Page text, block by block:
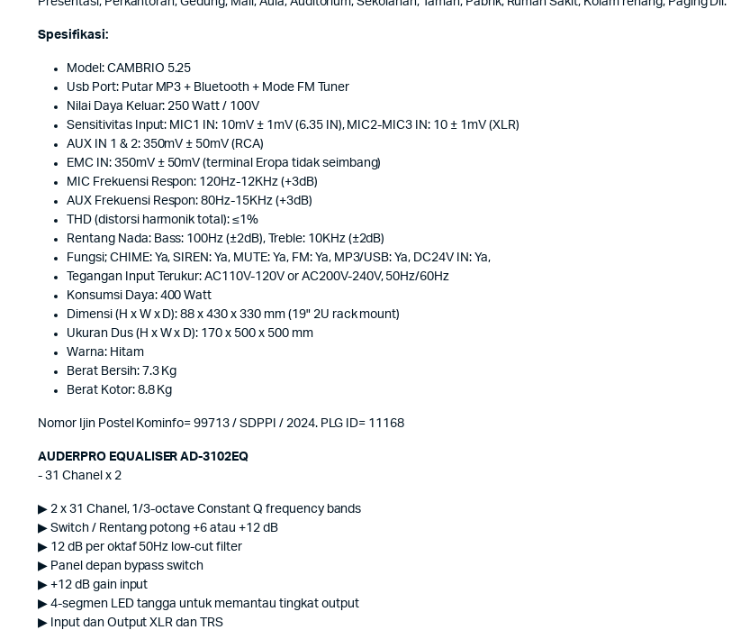
Spesifikasi:
Model: CAMBRIO 5.25
Usb Port: Putar MP3 + Bluetooth + Mode FM Tuner
Nilai Daya Keluar: 250 Watt / 100V
Sensitivitas Input: MIC1 IN: 10mV ± 1mV (6.35 IN), MIC2-MIC3 IN: 10 ± 1mV (XLR)
AUX IN 1 & 2: 350mV ± 50mV (RCA)
EMC IN: 350mV ± 50mV (terminal Eropa tidak seimbang)
MIC Frekuensi Respon: 120Hz-12KHz (+3dB)
AUX Frekuensi Respon: 80Hz-15KHz (+3dB)
THD (distorsi harmonik total): ≤1%
Rentang Nada: Bass: 100Hz (±2dB), Treble: 10KHz (±2dB)
Fungsi; CHIME: Ya, SIREN: Ya, MUTE: Ya, FM: Ya, MP3/USB: Ya, DC24V IN: Ya,
Tegangan Input Terukur: AC110V-120V or AC200V-240V, 50Hz/60Hz
Konsumsi Daya: 400 Watt
Dimensi (H x W x D): 88 x 430 x 330 mm (19" 2U rack mount)
Ukuran Dus (H x W x D): 170 x 500 x 500 mm
Warna: Hitam
Berat Bersih: 7.3 Kg
Berat Kotor: 8.8 Kg
Nomor Ijin Postel Kominfo= 99713 / SDPPI / 2024. PLG ID= 11168
AUDERPRO EQUALISER AD-3102EQ
- 31 Chanel x 2
▶ 2 x 31 Chanel, 1/3-octave Constant Q frequency bands
▶ Switch / Rentang potong +6 atau +12 dB
▶ 12 dB per oktaf 50Hz low-cut filter
▶ Panel depan bypass switch
▶ +12 dB gain input
▶ 4-segmen LED tangga untuk memantau tingkat output
▶ Input dan Output XLR dan TRS